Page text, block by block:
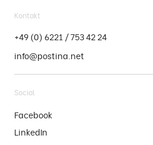
Kontakt
+49 (0) 6221 / 753 42 24
info@postina.net
Social
Facebook
LinkedIn